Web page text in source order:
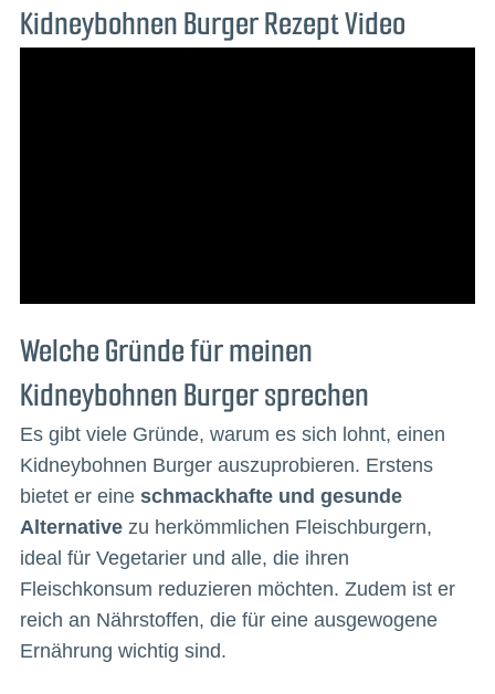
Kidneybohnen Burger Rezept Video
Welche Gründe für meinen
Kidneybohnen Burger sprechen
Es gibt viele Gründe, warum es sich lohnt, einen
Kidneybohnen Burger auszuprobieren. Erstens
bietet er eine schmackhafte und gesunde
Alternativezu herkömmlichen Fleischburgern,
ideal für Vegetarier und alle, die ihren
Fleischkonsum reduzieren möchten. Zudem ist er
reich an Nährstoffen, die für eine ausgewogene
Ernährung wichtig sind.